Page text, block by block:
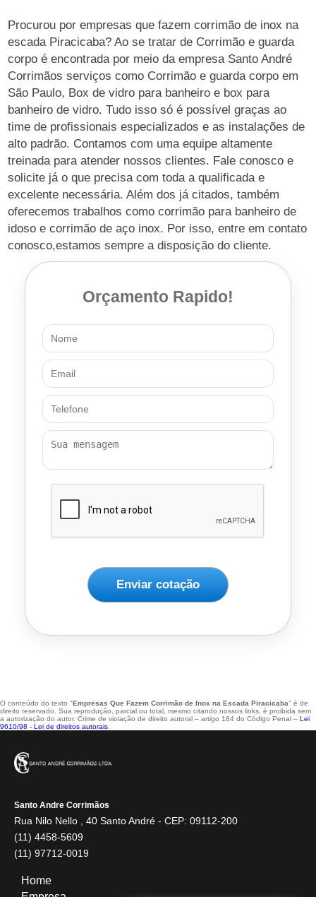
Procurou por empresas que fazem corrimão de inox na
escada Piracicaba? Ao se tratar de Corrimão e guarda
corpo é encontrada por meio da empresa Santo André
Corrimãos serviços como Corrimão e guarda corpo em
São Paulo, Box de vidro para banheiro e box para
banheiro de vidro. Tudo isso só é possível graças ao
time de profissionais especializados e as instalações de
alto padrão. Contamos com uma equipe altamente
treinada para atender nossos clientes. Fale conosco e
solicite já o que precisa com toda a qualificada e
excelente necessária. Além dos já citados, também
oferecemos trabalhos como corrimão para banheiro de
idoso e corrimão de aço inox. Por isso, entre em contato
conosco,estamos sempre a disposição do cliente.
Orçamento Rapido!
Enviar cotação
O conteúdo do texto "Empresas Que Fazem Corrimão de Inox na Escada Piracicaba" é de
direito reservado. Sua reprodução, parcial ou total, mesmo citando nossos links, é proibida sem
a autorização do autor. Crime de violação de direito autoral – artigo 184 do Código Penal – Lei
9610/98 - Lei de direitos autorais
Santo Andre Corrimãos
Rua Nilo Nello , 40 Santo André - CEP: 09112-200
(11) 4458-5609
(11) 97712-0019
Home